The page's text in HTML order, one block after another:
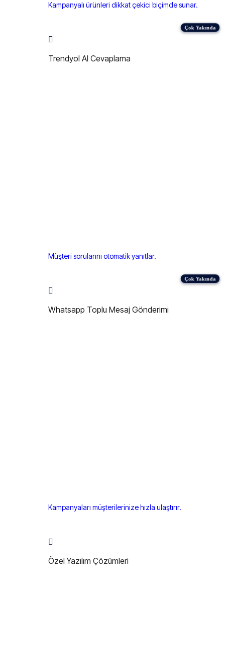
Kampanyalı ürünleri dikkat çekici biçimde sunar.
Trendyol AI Cevaplama
Müşteri sorularını otomatik yanıtlar.
Whatsapp Toplu Mesaj Gönderimi
Kampanyaları müşterilerinize hızla ulaştırır.
Özel Yazılım Çözümleri